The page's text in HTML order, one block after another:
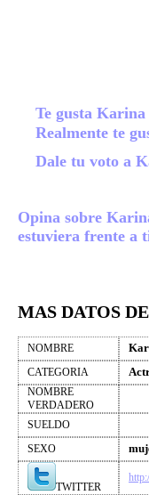
Te gusta
Realmente te
Dale tu voto a
Opina sobre
estuviera frente a
MAS DATOS
NOMBRE
CATEGORIA
NOMBRE
VERDADERO
SUELDO
SEXO
TWITTER